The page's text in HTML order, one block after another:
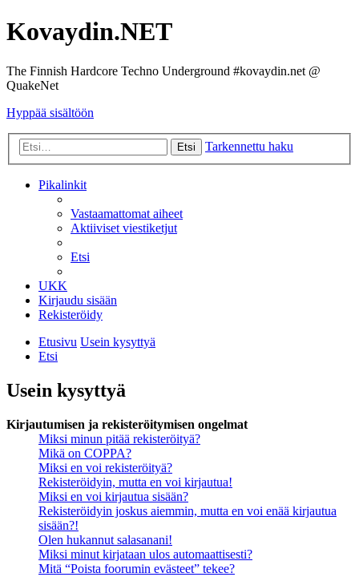
Kovaydin.NET
The Finnish Hardcore Techno Underground #kovaydin.net @
QuakeNet
Hyppää sisältöön
Etsi Tarkennettu haku
Pikalinkit
Vastaamattomat aiheet
Aktiiviset viestiketjut
Etsi
UKK
Kirjaudu sisään
Rekisteröidy
Etusivu Usein kysyttyä
Etsi
Usein kysyttyä
Kirjautumisen ja rekisteröitymisen ongelmat
Miksi minun pitää rekisteröityä?
Mikä on COPPA?
Miksi en voi rekisteröityä?
Rekisteröidyin, mutta en voi kirjautua!
Miksi en voi kirjautua sisään?
Rekisteröidyin joskus aiemmin, mutta en voi enää kirjautua
sisään?!
Olen hukannut salasanani!
Miksi minut kirjataan ulos automaattisesti?
Mitä “Poista foorumin evästeet” tekee?